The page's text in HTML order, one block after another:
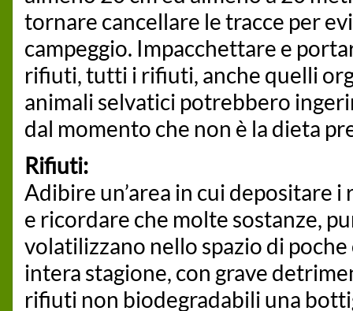
tornare cancellare le tracce per
campeggio. Impacchettare e
rifiuti, tutti i rifiuti, anche quelli
animali selvatici potrebbero
dal momento che non è la dieta
Rifiuti:
Adibire un’area in cui depositare
e ricordare che molte sostanze,
volatilizzano nello spazio di
intera stagione, con grave
rifiuti non biodegradabili una